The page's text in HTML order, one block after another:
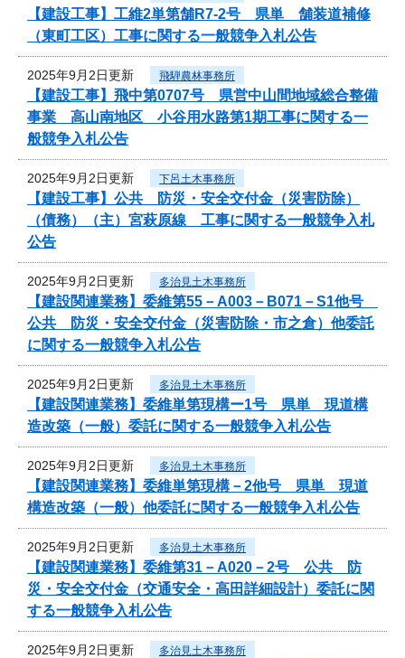
【建設工事】工維2単第舗R7-2号 県単 舗装道補修
（東町工区）工事に関する一般競争入札公告
2025年9月2日更新 飛騨農林事務所
【建設工事】飛中第0707号 県営中山間地域総合整備
事業 高山南地区 小谷用水路第1期工事に関する一
般競争入札公告
2025年9月2日更新 下呂土木事務所
【建設工事】公共 防災・安全交付金（災害防除）
（債務）（主）宮萩原線 工事に関する一般競争入札
公告
2025年9月2日更新 多治見土木事務所
【建設関連業務】委維第55－A003－B071－S1他号
公共 防災・安全交付金（災害防除・市之倉）他委託
に関する一般競争入札公告
2025年9月2日更新 多治見土木事務所
【建設関連業務】委維単第現構ー1号 県単 現道構
造改築（一般）委託に関する一般競争入札公告
2025年9月2日更新 多治見土木事務所
【建設関連業務】委維単第現構－2他号 県単 現道
構造改築（一般）他委託に関する一般競争入札公告
2025年9月2日更新 多治見土木事務所
【建設関連業務】委維第31－A020－2号 公共 防
災・安全交付金（交通安全・高田詳細設計）委託に関
する一般競争入札公告
2025年9月2日更新 多治見土木事務所